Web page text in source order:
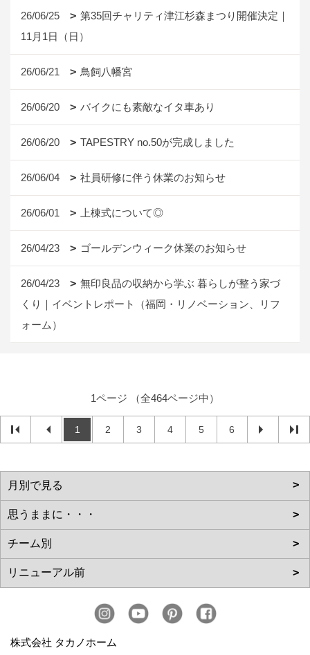
26/06/25
第35回チャリティ津江杉森まつり開催決定｜
11月1日（日）
26/06/21 鳥飼八幡宮
26/06/20 バイクにも素敵なイタ車あり
26/06/20 TAPESTRY no.50が完成しました
26/06/04 社員研修に伴う休業のお知らせ
26/06/01 上棟式について◎
26/04/23 ゴールデンウィーク休業のお知らせ
26/04/23
無印良品の収納から学ぶ 暮らしが整う家づ
くり｜イベントレポート（福岡・リノベーション、リフ
ォーム）
1ページ （全464ページ中）
1 2 3 4 5 6
株式会社 タカノホーム